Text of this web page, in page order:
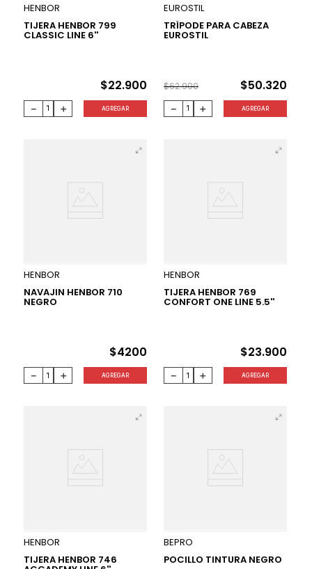
HENBOR
TIJERA HENBOR 799
CLASSIC LINE 6''
$22.900
＋
－ AGREGAR
EUROSTIL
TRÍPODE PARA CABEZA
EUROSTIL
$62.900 $50.320
＋
－ AGREGAR
HENBOR
NAVAJIN HENBOR 710
NEGRO
$4200
＋
－ AGREGAR
HENBOR
TIJERA HENBOR 769
CONFORT ONE LINE 5.5''
$23.900
＋
－ AGREGAR
HENBOR
TIJERA HENBOR 746
BEPRO
POCILLO TINTURA NEGRO